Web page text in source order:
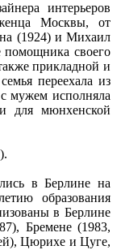
интерьеров
Москвы, от
(1924) и Михаил
помощника своего
прикладной и
переехала из
мужем исполняла
для мюнхенской
в Берлине на
образования
в Берлине
Бремене (1983,
Цюрихе и Цуге,